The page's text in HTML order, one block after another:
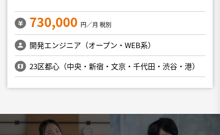
730,000 円／月 税別
開発エンジニア（オープン・WEB系）
23区都心（中央・新宿・文京・千代田・渋谷・港）